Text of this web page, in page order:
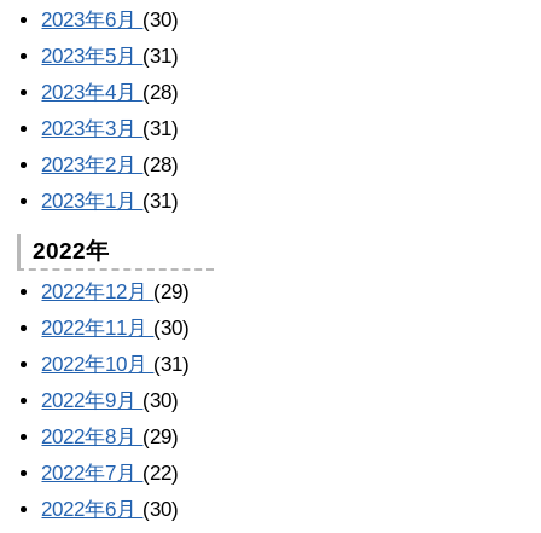
2023年6月 (30)
2023年5月 (31)
2023年4月 (28)
2023年3月 (31)
2023年2月 (28)
2023年1月 (31)
2022年
2022年12月 (29)
2022年11月 (30)
2022年10月 (31)
2022年9月 (30)
2022年8月 (29)
2022年7月 (22)
2022年6月 (30)